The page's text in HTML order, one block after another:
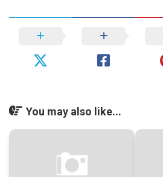
You may also like...